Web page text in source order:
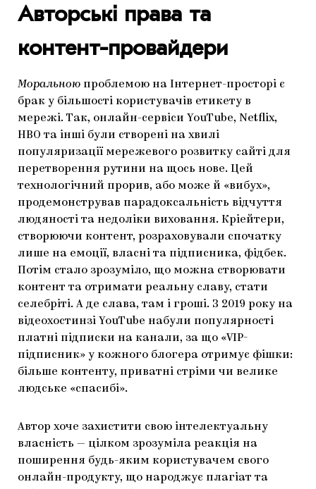
Авторські права та
контент-провайдери
Моральною проблемою на Інтернет-просторі є
брак у більшості користувачів етикету в
мережі. Так, онлайн-сервіси YouTube, Netflix,
HBO та інші були створені на хвилі
популяризації мережевого розвитку сайті для
перетворення рутини на щось нове. Цей
технологічний прорив, або може й «вибух»,
продемонстрував парадоксальність відчуття
людяності та недоліки виховання. Кріейтери,
створюючи контент, розраховували спочатку
лише на емоції, власні та підписника, фідбек.
Потім стало зрозуміло, що можна створювати
контент та отримати реальну славу, стати
селебріті. А де слава, там і гроші. З 2019 року на
відеохостинзі YouTube набули популярності
платні підписки на канали, за що «VIP-
підписник» у кожного блогера отримує фішки:
більше контенту, приватні стріми чи велике
людське «спасибі».
Автор хоче захистити свою інтелектуальну
власність — цілком зрозуміла реакція на
поширення будь-яким користувачем свого
онлайн-продукту, що народжує плагіат та